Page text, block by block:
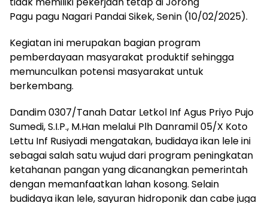
Pagu pagu Nagari Pandai Sikek, Senin (10/02/2025).
Kegiatan ini merupakan bagian program
pemberdayaan masyarakat produktif sehingga
memunculkan potensi masyarakat untuk
berkembang.
Dandim 0307/Tanah Datar Letkol Inf Agus Priyo Pujo
Sumedi, S.I.P., M.Han melalui Plh Danramil 05/X Koto
Lettu Inf Rusiyadi mengatakan, budidaya ikan lele ini
sebagai salah satu wujud dari program peningkatan
ketahanan pangan yang dicanangkan pemerintah
dengan memanfaatkan lahan kosong. Selain
budidaya ikan lele, sayuran hidroponik dan cabe juga